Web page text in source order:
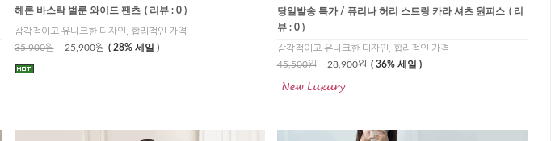
헤론 바스락 벌룬 와이드 팬츠 ( 리뷰 : 0 )
감각적이고 유니크한 디자인, 합리적인 가격
35,900원
25,900원 ( 28% 세일 )
당일발송 특가 / 퓨리나 허리 스트링 카라 셔츠 원피스 ( 리
뷰 : 0 )
감각적이고 유니크한 디자인, 합리적인 가격
45,500원
28,900원 ( 36% 세일 )